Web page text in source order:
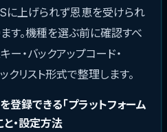
に上げられず恩恵を受けられ
す。機種を選ぶ前に確認すべ
ー・バックアップコード・
リスト形式で整理します。
録できる「プラットフォーム
と・設定方法